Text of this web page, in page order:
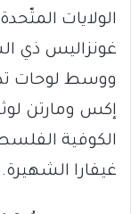
الولايات
ووسط لوحات
إكس ومارتن لوثر
الكوفية
غيفارا الشهيرة.